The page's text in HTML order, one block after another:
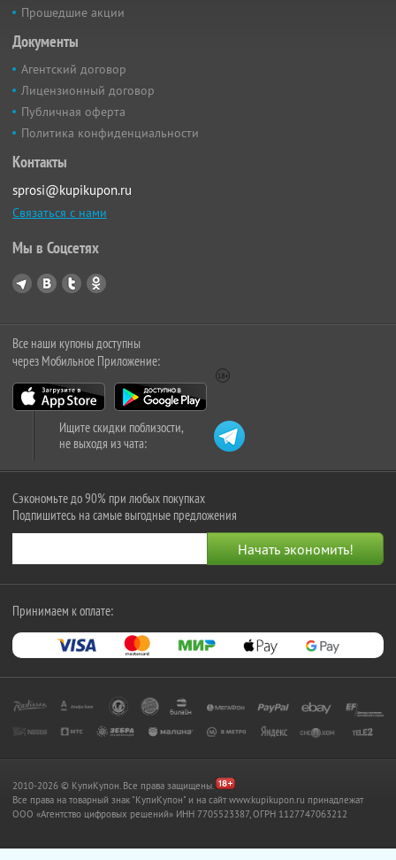
Прошедшие акции
Документы
Агентский договор
Лицензионный договор
Публичная оферта
Политика конфиденциальности
Контакты
sprosi@kupikupon.ru
Связаться с нами
Мы в Соцсетях
Все наши купоны доступны
через Мобильное Приложение:
Ищите скидки поблизости,
не выходя из чата:
Сэкономьте до 90% при любых покупках
Подпишитесь на самые выгодные предложения
Принимаем к оплате:
2010-2026 © КупиКупон. Все права защищены.
Все права на товарный знак "КупиКупон" и на сайт www.kupikupon.ru принадлежат
OOO «Агентство цифровых решений» ИНН 7705523387, ОГРН 1127747063212